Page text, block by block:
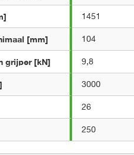
1451
[mm] 104
grijper [kN] 9,8
3000
26
250